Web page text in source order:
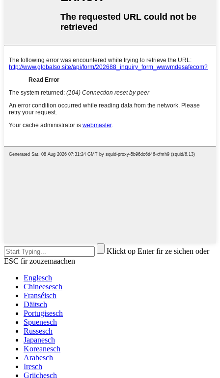
Klickt op Enter fir ze sichen oder
ESC fir zouzemaachen
Englesch
Chineesesch
Franséisch
Däitsch
Portugisesch
Spuenesch
Russesch
Japanesch
Koreanesch
Arabesch
Iresch
Griichesch